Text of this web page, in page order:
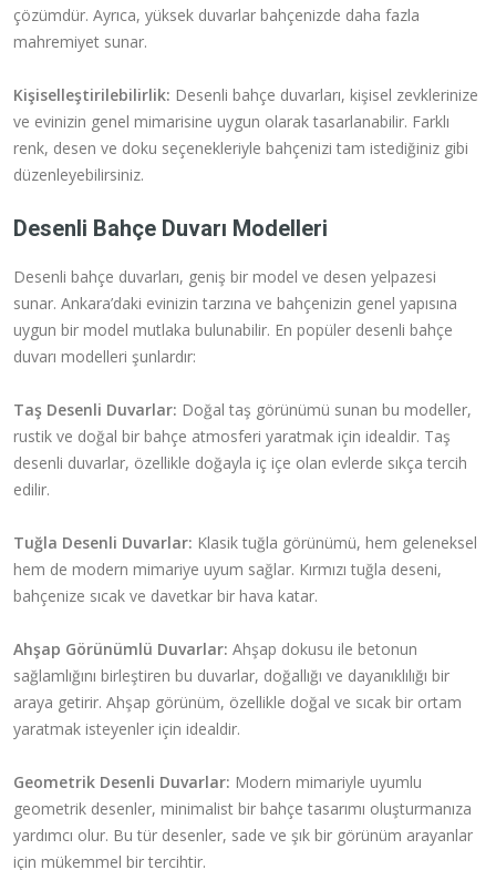
çözümdür. Ayrıca, yüksek duvarlar bahçenizde daha fazla
mahremiyet sunar.
Kişiselleştirilebilirlik: Desenli bahçe duvarları, kişisel zevklerinize
ve evinizin genel mimarisine uygun olarak tasarlanabilir. Farklı
renk, desen ve doku seçenekleriyle bahçenizi tam istediğiniz gibi
düzenleyebilirsiniz.
Desenli Bahçe Duvarı Modelleri
Desenli bahçe duvarları, geniş bir model ve desen yelpazesi
sunar. Ankara’daki evinizin tarzına ve bahçenizin genel yapısına
uygun bir model mutlaka bulunabilir. En popüler desenli bahçe
duvarı modelleri şunlardır:
Taş Desenli Duvarlar: Doğal taş görünümü sunan bu modeller,
rustik ve doğal bir bahçe atmosferi yaratmak için idealdir. Taş
desenli duvarlar, özellikle doğayla iç içe olan evlerde sıkça tercih
edilir.
Tuğla Desenli Duvarlar: Klasik tuğla görünümü, hem geleneksel
hem de modern mimariye uyum sağlar. Kırmızı tuğla deseni,
bahçenize sıcak ve davetkar bir hava katar.
Ahşap Görünümlü Duvarlar: Ahşap dokusu ile betonun
sağlamlığını birleştiren bu duvarlar, doğallığı ve dayanıklılığı bir
araya getirir. Ahşap görünüm, özellikle doğal ve sıcak bir ortam
yaratmak isteyenler için idealdir.
Geometrik Desenli Duvarlar: Modern mimariyle uyumlu
geometrik desenler, minimalist bir bahçe tasarımı oluşturmanıza
yardımcı olur. Bu tür desenler, sade ve şık bir görünüm arayanlar
için mükemmel bir tercihtir.